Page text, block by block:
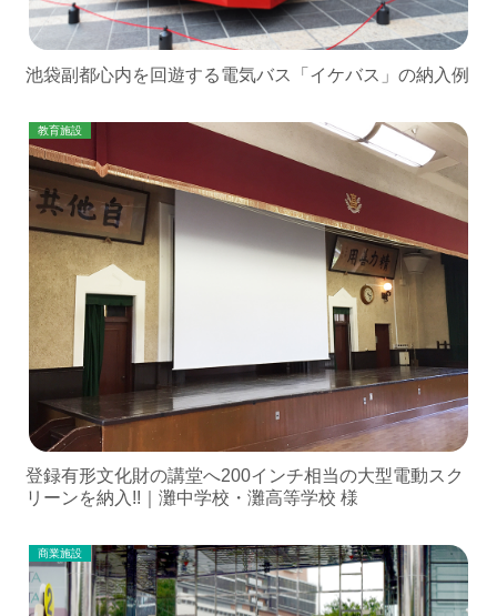
池袋副都心内を回遊する電気バス「イケバス」の納入例
教育施設
登録有形文化財の講堂へ200インチ相当の大型電動スク
リーンを納入!!｜灘中学校・灘高等学校 様
商業施設